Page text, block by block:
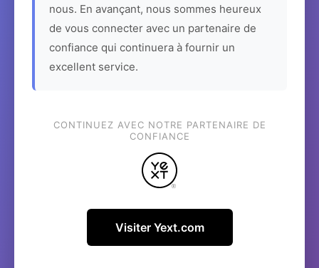
nous. En avançant, nous sommes heureux
de vous connecter avec un partenaire de
confiance qui continuera à fournir un
excellent service.
CONTINUEZ AVEC NOTRE PARTENAIRE DE
CONFIANCE
Visiter Yext.com